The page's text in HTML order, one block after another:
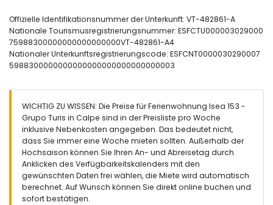
🛝 Kinderspielplatz.
Wichtige Informationen:
🅿️ Optionaler Garagenstellplatz. Verfügbarkeit und Preis auf
Anfrage.
📦 Bettwäsche, Handtücher und Geschirrtücher sind inklusive.
📞 24-Stunden-Notrufservice.
🔐 Offiziell registrierte Unterkunft.
Offizielle Identifikationsnummer der Unterkunft: VT-482861-A
Nationale Tourismusregistrierungsnummer: ESFCTU000003029000
75988300000000000000000VT-482861-A4
Nationaler Unterkunftsregistrierungscode: ESFCNT0000030290007
5988300000000000000000000000000003
WICHTIG ZU WISSEN: Die Preise für Ferienwohnung Isea 153 -
Grupo Turis in Calpe sind in der Preisliste pro Woche
inklusive Nebenkosten angegeben. Das bedeutet nicht,
dass Sie immer eine Woche mieten sollten. Außerhalb der
Hochsaison können Sie Ihren An- und Abreisetag durch
Anklicken des Verfügbarkeitskalenders mit den
gewünschten Daten frei wählen, die Miete wird automatisch
berechnet. Auf Wunsch können Sie direkt online buchen und
sofort bestätigen.